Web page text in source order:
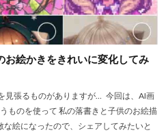
お絵かきをきれいに変化してみ
見張るものがありますが… 今回は、AI画
ものを使って 私の落書きと子供のお絵描
絵になったので、シェアしてみたいと